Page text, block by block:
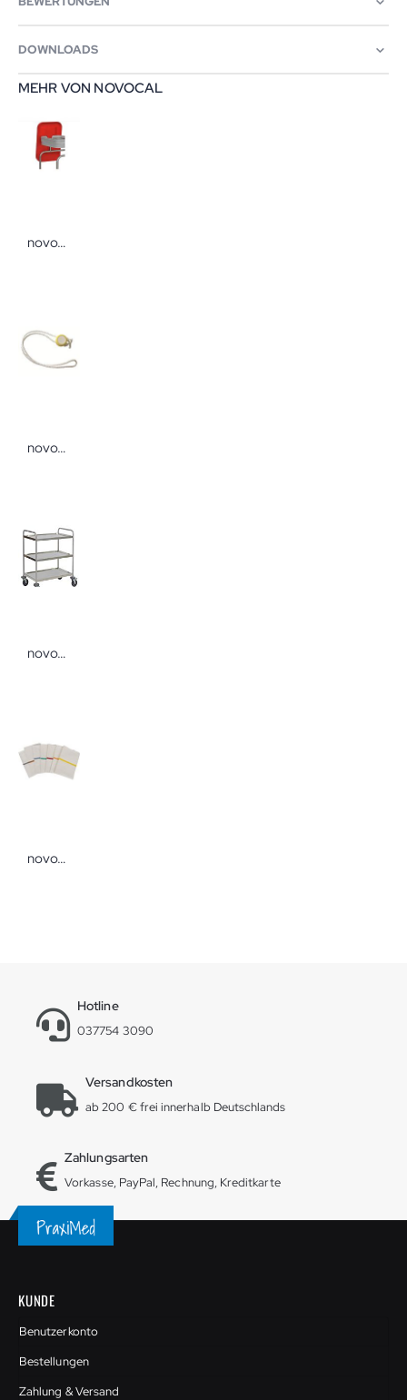
DOWNLOADS
MEHR VON NOVOCAL
novocal Kunststoffdeckel für Sammelwagen mit Haltehaken Deckel für Stationswagen, Wäschewagen, Abfallwagen und Wertstoffsammler von novocal
novocal Verschlussknebel weiß für Wäschenetze Wäschenetze kennzeichnen und verschließen
novocal Edelstahl-Mehrzweckwagen
novocal Textil-Wäschesack selbstöffnend weiß mit Farbstreifen Wäschebeutel
Hotline
037754 3090
Versandkosten
ab 200 € frei innerhalb Deutschlands
Zahlungsarten
Vorkasse, PayPal, Rechnung, Kreditkarte
KUNDE
Benutzerkonto
Bestellungen
Zahlung & Versand